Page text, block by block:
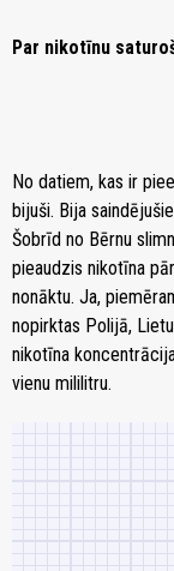
Par nikotīnu
No datiem, kas ir
bijuši. Bija
Šobrīd no Bērnu
pieaudzis nikotīna
nonāktu. Ja,
nopirktas Polijā,
nikotīna
vienu mililitru.